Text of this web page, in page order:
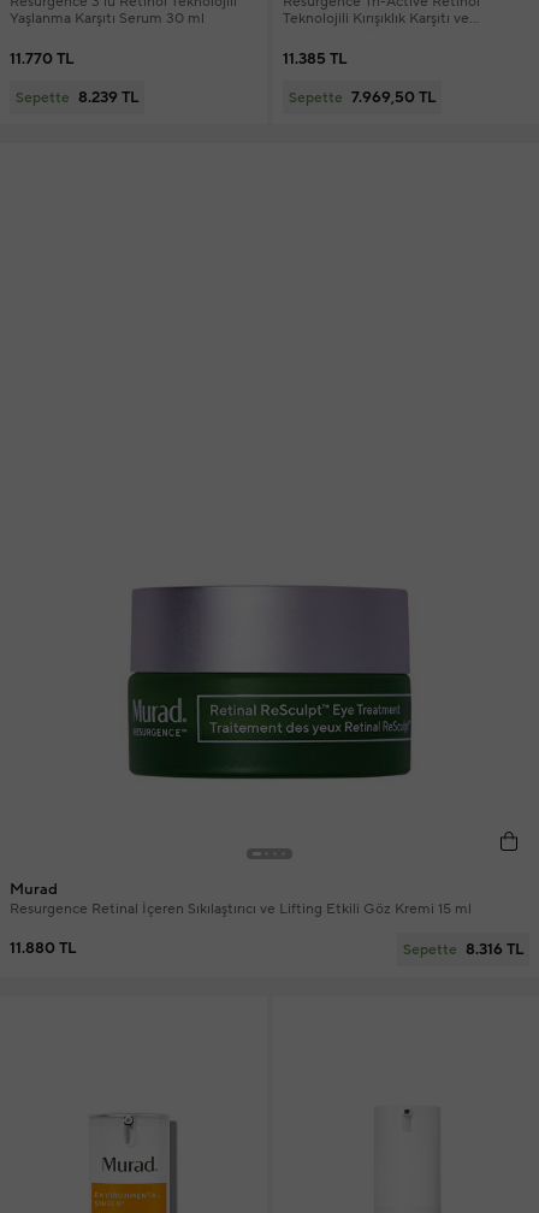
Yaşlanma Karşıtı Serum 30 ml
11.770 TL
Sepette 8.239 TL
Teknolojili Kırışıklık Karşıtı ve
11.385 TL
Sepette 7.969,50 TL
Murad
Resurgence Retinal İçeren Sıkılaştırıcı ve Lifting Etkili Göz Kremi 15 ml
11.880 TL Sepette 8.316 TL